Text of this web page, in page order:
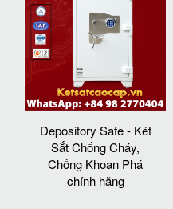
Depository Safe - Két
Sắt Chống Cháy,
Chống Khoan Phá
chính hãng